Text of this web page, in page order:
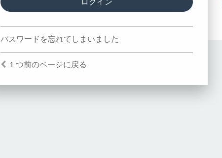
パスワードを忘れてしまいました
１つ前のページに戻る